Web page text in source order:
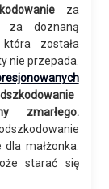
za
za doznaną
została
nie przepada.
zmarłego.
małżonka.
starać się